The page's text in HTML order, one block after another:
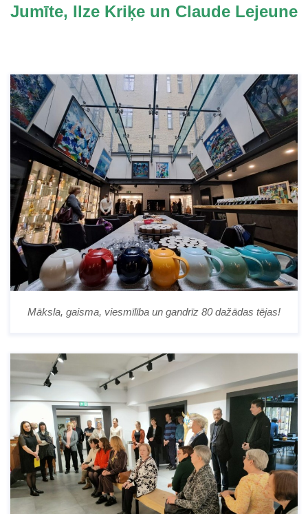
Jumīte, Ilze Kriķe un Claude Lejeune
Māksla, gaisma, viesmīlība un gandrīz 80 dažādas tējas!